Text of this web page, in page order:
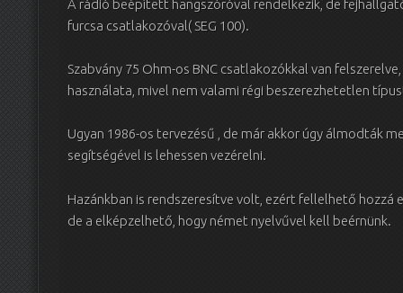
A rádió beépített hangszóróval rendelkezik, de
furcsa csatlakozóval( SEG 100).
Szabvány 75 Ohm-os BNC csatlakozókkal van
használata, mivel nem valami régi beszerezhetetlen
Ugyan 1986-os tervezésű , de már akkor úgy álmodták
segítségével is lehessen vezérelni.
Hazánkban is rendszeresítve volt, ezért fellelhető hozzá
de a elképzelhető, hogy német nyelvűvel kell beérnünk.